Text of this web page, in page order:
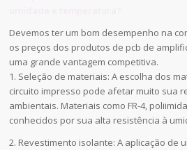
Devemos ter um bom desempenho na
os preços dos produtos de pcb de
uma grande vantagem competitiva.
1. Seleção de materiais: A escolha dos
circuito impresso pode afetar muito sua
ambientais. Materiais como FR-4,
conhecidos por sua alta resistência à
2. Revestimento isolante: A aplicação de